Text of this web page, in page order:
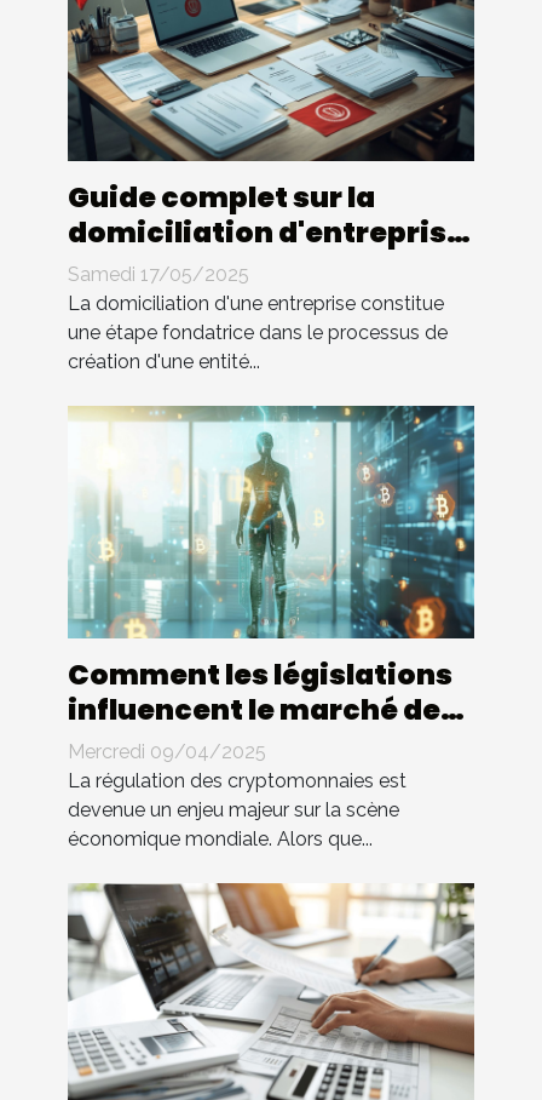
Guide complet sur la
domiciliation d'entreprise
en Tunisie
Samedi 17/05/2025
La domiciliation d'une entreprise constitue
une étape fondatrice dans le processus de
création d'une entité...
Comment les législations
influencent le marché des
cryptomonnaies
Mercredi 09/04/2025
La régulation des cryptomonnaies est
devenue un enjeu majeur sur la scène
économique mondiale. Alors que...